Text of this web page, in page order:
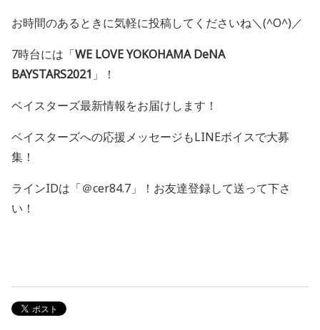
お時間のあるときに気軽に投稿してくださいね＼(^O^)／
7時台には「WE LOVE YOKOHAMA DeNA
BAYSTARS2021 」！
ベイスターズ最新情報をお届けします！
ベイスターズへの応援メッセージもLINEボイスで大募
集！
ラインIDは「＠cer84.7 」！お友達登録して送って下さ
い！